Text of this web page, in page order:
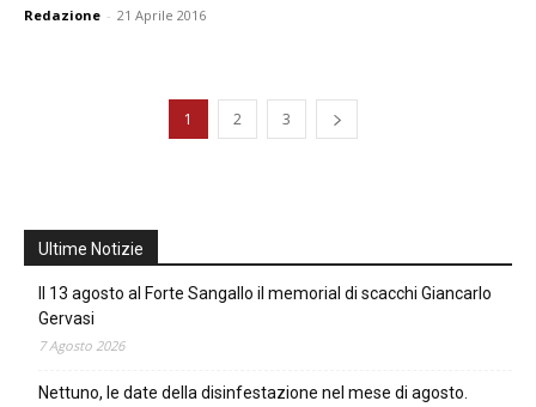
Redazione - 21 Aprile 2016
1 2 3
Ultime Notizie
Il 13 agosto al Forte Sangallo il memorial di scacchi Giancarlo
Gervasi
7 Agosto 2026
Nettuno, le date della disinfestazione nel mese di agosto.